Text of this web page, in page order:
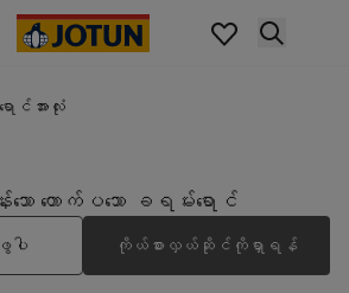
းများ
င်အားလုံး
ော တောက်ပသော ခရမ်းရောင်
ပါ ကိုယ်စားလှယ်ဆိုင်ကိုရှာရန်